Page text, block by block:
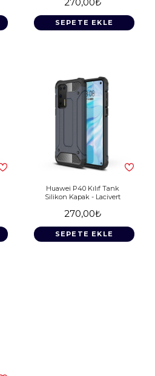
SEPETE EKLE
Huawei P40 Kılıf Tank
Silikon Kapak - Lacivert
270,00₺
SEPETE EKLE